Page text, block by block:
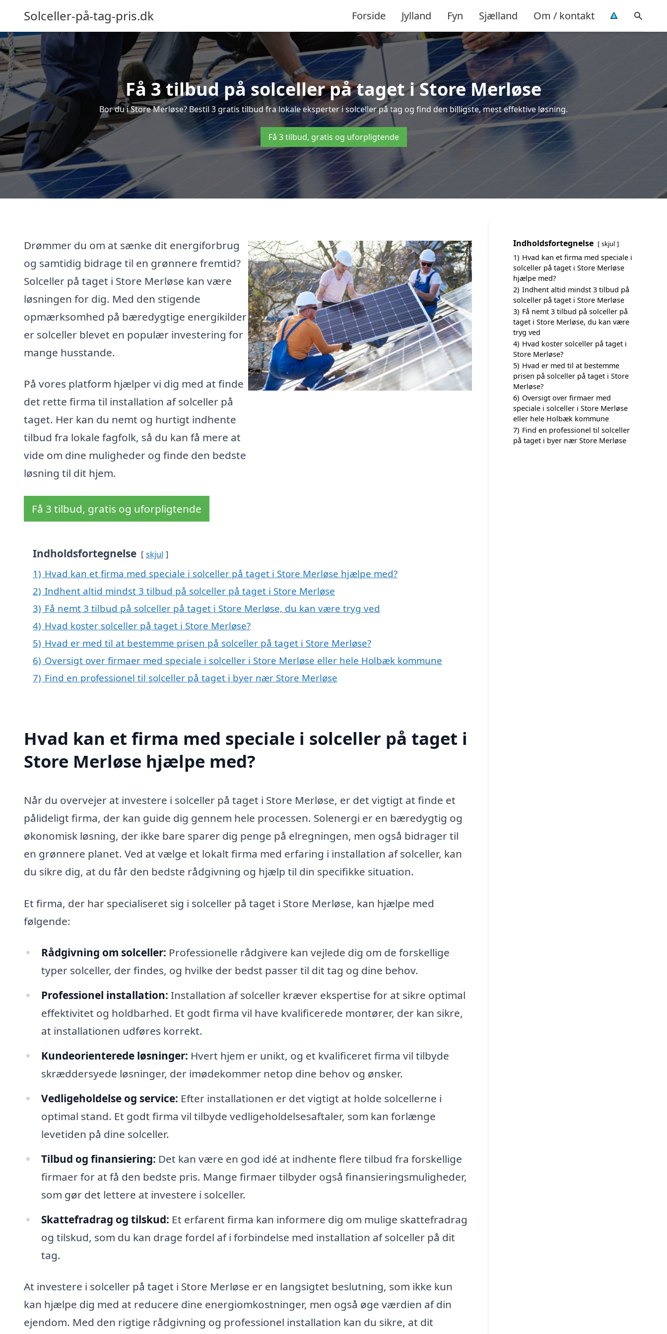
Solceller-på-tag-pris.dk Forside Jylland Fyn Sjælland Om / kontakt
Få 3 tilbud på solceller på taget i Store Merløse
Bor du i Store Merløse? Bestil 3 gratis tilbud fra lokale eksperter i solceller på tag og find den billigste, mest effektive løsning.
Få 3 tilbud, gratis og uforpligtende
Drømmer du om at sænke dit energiforbrug
og samtidig bidrage til en grønnere fremtid?
Solceller på taget i Store Merløse kan være
løsningen for dig. Med den stigende
opmærksomhed på bæredygtige energikilder
er solceller blevet en populær investering for
mange husstande.
På vores platform hjælper vi dig med at finde
det rette firma til installation af solceller på
taget. Her kan du nemt og hurtigt indhente
tilbud fra lokale fagfolk, så du kan få mere at
vide om dine muligheder og finde den bedste
løsning til dit hjem.
Få 3 tilbud, gratis og uforpligtende
Indholdsfortegnelse skjul
1) Hvad kan et firma med speciale i solceller på taget i Store Merløse hjælpe med?
2) Indhent altid mindst 3 tilbud på solceller på taget i Store Merløse
3) Få nemt 3 tilbud på solceller på taget i Store Merløse, du kan være tryg ved
4) Hvad koster solceller på taget i Store Merløse?
5) Hvad er med til at bestemme prisen på solceller på taget i Store Merløse?
6) Oversigt over firmaer med speciale i solceller i Store Merløse eller hele Holbæk kommune
7) Find en professionel til solceller på taget i byer nær Store Merløse
Hvad kan et firma med speciale i solceller på taget i
Store Merløse hjælpe med?
Når du overvejer at investere i solceller på taget i Store Merløse, er det vigtigt at finde et
pålideligt firma, der kan guide dig gennem hele processen. Solenergi er en bæredygtig og
økonomisk løsning, der ikke bare sparer dig penge på elregningen, men også bidrager til
en grønnere planet. Ved at vælge et lokalt firma med erfaring i installation af solceller, kan
du sikre dig, at du får den bedste rådgivning og hjælp til din specifikke situation.
Et firma, der har specialiseret sig i solceller på taget i Store Merløse, kan hjælpe med
følgende:
Rådgivning om solceller: Professionelle rådgivere kan vejlede dig om de forskellige
typer solceller, der findes, og hvilke der bedst passer til dit tag og dine behov.
Professionel installation: Installation af solceller kræver ekspertise for at sikre optimal
effektivitet og holdbarhed. Et godt firma vil have kvalificerede montører, der kan sikre,
at installationen udføres korrekt.
Kundeorienterede løsninger: Hvert hjem er unikt, og et kvalificeret firma vil tilbyde
skræddersyede løsninger, der imødekommer netop dine behov og ønsker.
Vedligeholdelse og service: Efter installationen er det vigtigt at holde solcellerne i
optimal stand. Et godt firma vil tilbyde vedligeholdelsesaftaler, som kan forlænge
levetiden på dine solceller.
Tilbud og finansiering: Det kan være en god idé at indhente flere tilbud fra forskellige
firmaer for at få den bedste pris. Mange firmaer tilbyder også finansieringsmuligheder,
som gør det lettere at investere i solceller.
Skattefradrag og tilskud: Et erfarent firma kan informere dig om mulige skattefradrag
og tilskud, som du kan drage fordel af i forbindelse med installation af solceller på dit
tag.
At investere i solceller på taget i Store Merløse er en langsigtet beslutning, som ikke kun
kan hjælpe dig med at reducere dine energiomkostninger, men også øge værdien af din
ejendom. Med den rigtige rådgivning og professionel installation kan du sikre, at dit
Indholdsfortegnelse skjul
1) Hvad kan et firma med speciale i
solceller på taget i Store Merløse
hjælpe med?
2) Indhent altid mindst 3 tilbud på
solceller på taget i Store Merløse
3) Få nemt 3 tilbud på solceller på
taget i Store Merløse, du kan være
tryg ved
4) Hvad koster solceller på taget i
Store Merløse?
5) Hvad er med til at bestemme
prisen på solceller på taget i Store
Merløse?
6) Oversigt over firmaer med
speciale i solceller i Store Merløse
eller hele Holbæk kommune
7) Find en professionel til solceller
på taget i byer nær Store Merløse